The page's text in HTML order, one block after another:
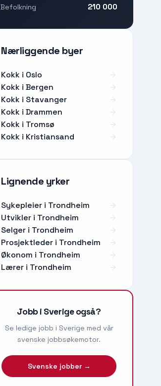
Befolkning 210 000
Nærliggende byer
Kokk i Oslo
Kokk i Bergen
Kokk i Stavanger
Kokk i Drammen
Kokk i Tromsø
Kokk i Kristiansand
Lignende yrker
Sykepleier i Trondheim
Utvikler i Trondheim
Selger i Trondheim
Prosjektleder i Trondheim
Økonom i Trondheim
Lærer i Trondheim
Jobb i Sverige også?
Se ledige jobb i Sverige med vår
svenske jobbsøkemotor.
Svenske jobber →